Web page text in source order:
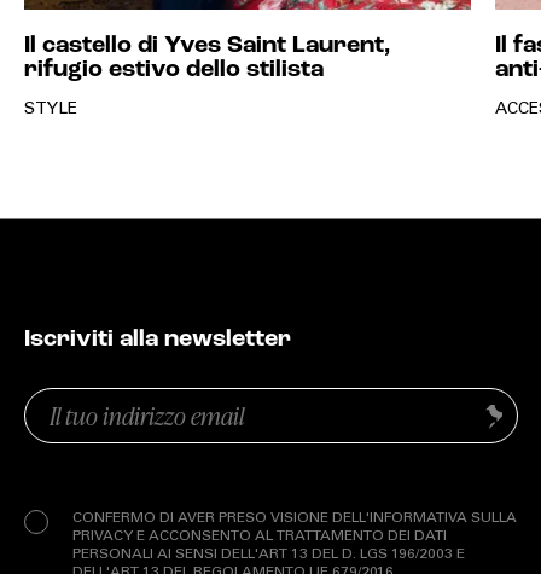
Il castello di Yves Saint Laurent,
rifugio estivo dello stilista
STYLE
Il
Iscriviti alla newsletter
Email
(Obbligatorio)
CONFERMO DI AVER PRESO VISIONE DELL'INFORMATIVA SULLA
PRIVACY E ACCONSENTO AL TRATTAMENTO DEI DATI
PERSONALI AI SENSI DELL'ART 13 DEL D. LGS 196/2003 E
Invia